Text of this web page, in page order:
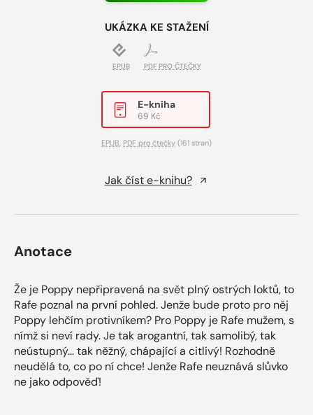
UKÁZKA KE STAŽENÍ
EPUB PDF PRO ČTEČKY
E-kniha
69 Kč
EPUB, PDF pro čtečky (161 stran)
Jak číst e-knihu?
Anotace
Že je Poppy nepřipravená na svět plný ostrých loktů, to
Rafe poznal na první pohled. Jenže bude proto pro něj
Poppy lehčím protivníkem? Pro Poppy je Rafe mužem, s
nímž si neví rady. Je tak arogantní, tak samolibý, tak
neústupný… tak něžný, chápající a citlivý! Rozhodně
neudělá to, co po ní chce! Jenže Rafe neuznává slůvko
ne jako odpověď!